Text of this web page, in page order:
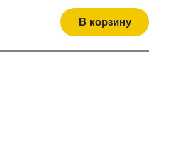
В корзину